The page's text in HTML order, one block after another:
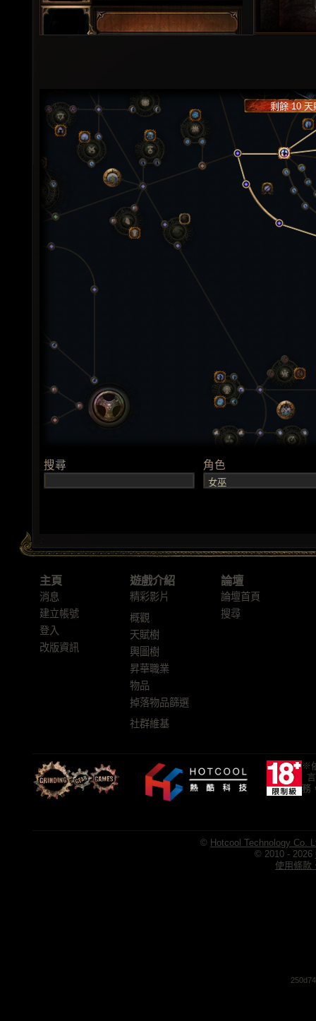
主頁
消息
建立帳號
登入
改版資訊
遊戲介紹
精彩影片
概觀
天賦樹
輿圖樹
昇華職業
物品
掉落物品篩選
社群維基
論壇
論壇首頁
搜尋
※
務
© Hotcool Technology Co.
© 2010 - 2026
使用條款